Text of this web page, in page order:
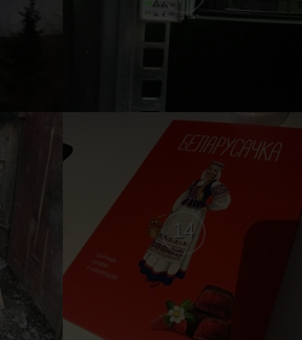
14